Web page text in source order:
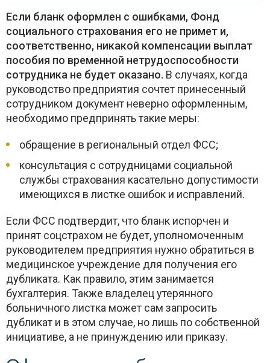
Если бланк оформлен с ошибками, Фонд
социального страхования его не примет и,
соответственно, никакой компенсации выплат
пособия по временной нетрудоспособности
сотрудника не будет оказано. В случаях, когда
руководство предприятия сочтет принесенный
сотрудником документ неверно оформленным,
необходимо предпринять такие меры:
обращение в региональный отдел ФСС;
консультация с сотрудницами социальной
службы страхования касательно допустимости
имеющихся в листке ошибок и исправлений.
Если ФСС подтвердит, что бланк испорчен и
принят соцстрахом не будет, уполномоченным
руководителем предприятия нужно обратиться в
медицинское учреждение для получения его
дубликата. Как правило, этим занимается
бухгалтерия. Также владелец утерянного
больничного листка может сам запросить
дубликат и в этом случае, но лишь по собственной
инициативе, а не принуждению или приказу.